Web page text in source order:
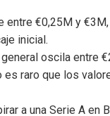
entre €0,25M y
inicial.
general oscila entre
es raro que los
a una Serie A en